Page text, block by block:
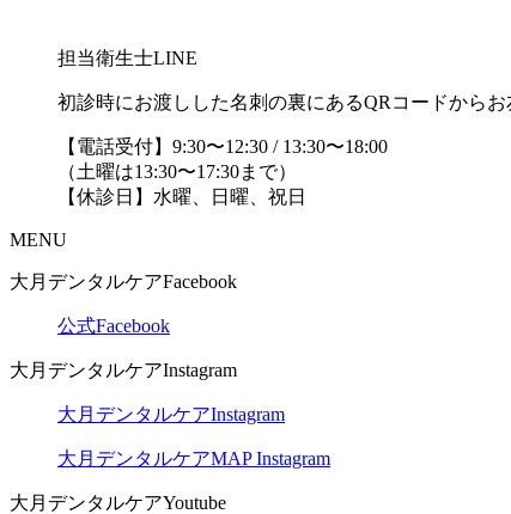
担当衛生士LINE
初診時にお渡しした名刺の裏にあるQRコードから
【電話受付】9:30〜12:30 / 13:30〜18:00
（土曜は13:30〜17:30まで）
【休診日】水曜、日曜、祝日
MENU
大月デンタルケアFacebook
公式Facebook
大月デンタルケアInstagram
大月デンタルケアInstagram
大月デンタルケアMAP Instagram
大月デンタルケアYoutube